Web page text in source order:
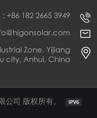
+86 182 2665 3949
Zone, Yijiang
city, Anhui, China
公司 版权所有。